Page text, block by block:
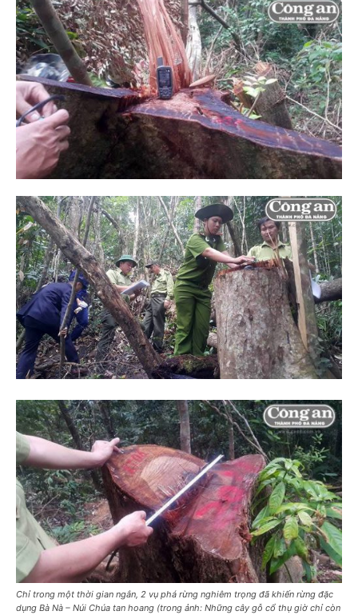
Chỉ trong một thời gian ngắn, 2 vụ phá rừng nghiêm trọng đã khiến rừng đặc
dụng Bà Nà – Núi Chúa tan hoang (trong ảnh: Những cây gỗ cổ thụ giờ chỉ còn